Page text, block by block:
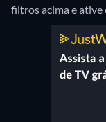
filtros acima e ative